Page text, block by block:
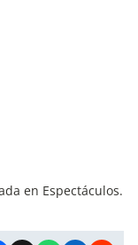
en Espectáculos.